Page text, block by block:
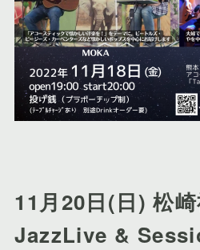
11月20日(日) 松
JazzLive &